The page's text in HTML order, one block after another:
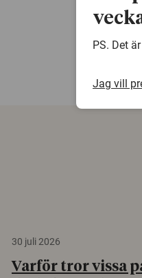
30 juli 2026
Varför tror vissa
PS. Det
Jag vill